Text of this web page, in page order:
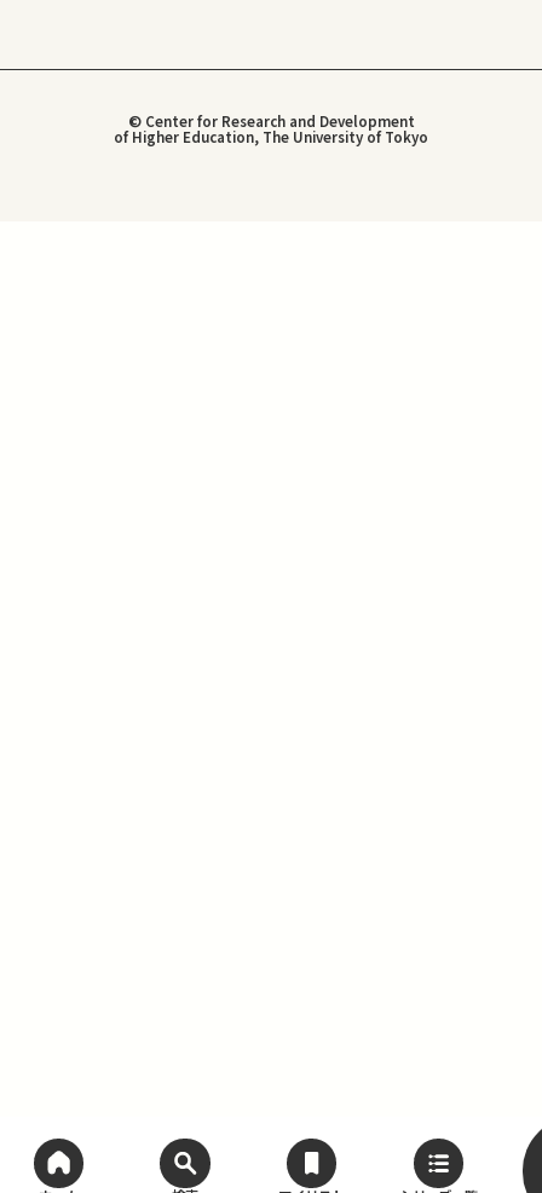
© Center for Research and Development
of Higher Education, The University of Tokyo